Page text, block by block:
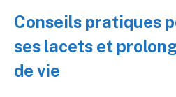
Conseils pratiques
ses lacets et
de vie